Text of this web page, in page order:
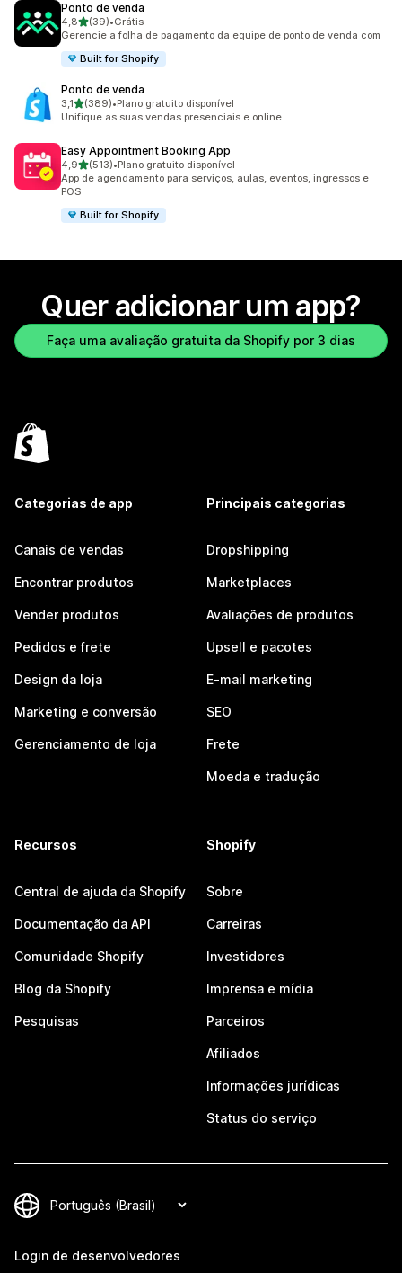
Ponto de venda
4,8de 5 estrelas
(39)
39 avaliações ao todo
•Grátis
Gerencie a folha de pagamento da equipe de ponto de venda com
Built for Shopify
Ponto de venda
3,1de 5 estrelas
(389)
389 avaliações ao todo
•Plano gratuito disponível
Unifique as suas vendas presenciais e online
Easy Appointment Booking App
4,9de 5 estrelas
(513)
513 avaliações ao todo
•Plano gratuito disponível
App de agendamento para serviços, aulas, eventos, ingressos e
POS
Built for Shopify
Quer adicionar um app?
Faça uma avaliação gratuita da Shopify por 3 dias
Categorias de app
Canais de vendas
Encontrar produtos
Vender produtos
Pedidos e frete
Design da loja
Marketing e conversão
Gerenciamento de loja
Principais categorias
Dropshipping
Marketplaces
Avaliações de produtos
Upsell e pacotes
E-mail marketing
SEO
Frete
Moeda e tradução
Recursos
Central de ajuda da Shopify
Documentação da API
Comunidade Shopify
Blog da Shopify
Pesquisas
Shopify
Sobre
Carreiras
Investidores
Imprensa e mídia
Parceiros
Afiliados
Informações jurídicas
Status do serviço
Login de desenvolvedores